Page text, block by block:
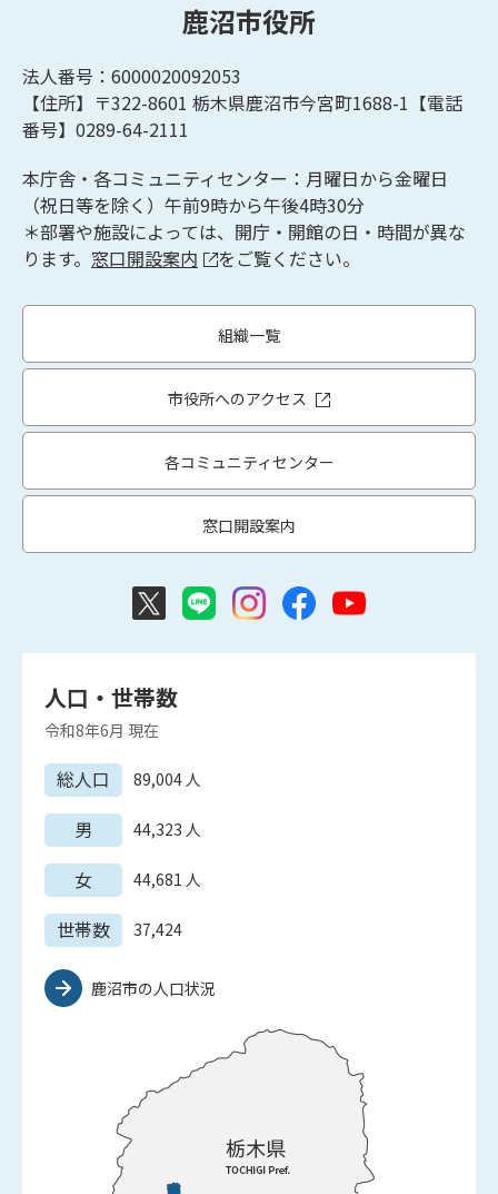
鹿沼市役所
法人番号：6000020092053
【住所】〒322-8601 栃木県鹿沼市今宮町1688-1【電話
番号】0289-64-2111
本庁舎・各コミュニティセンター：月曜日から金曜日
（祝日等を除く）午前9時から午後4時30分
＊部署や施設によっては、開庁・開館の日・時間が異な
ります。 窓口開設案内 をご覧ください。
組織一覧
市役所へのアクセス
各コミュニティセンター
窓口開設案内
人口・世帯数
令和8年6月 現在
総人口 89,004人
男 44,323 人
女 44,681 人
世帯数 37,424
鹿沼市の人口状況